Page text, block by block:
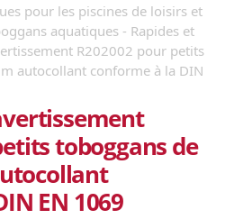
pour les piscines de loisirs et
aquatiques - Rapides et
R202002 pour petits
autocollant conforme à la DIN
toboggans de
EN 1069